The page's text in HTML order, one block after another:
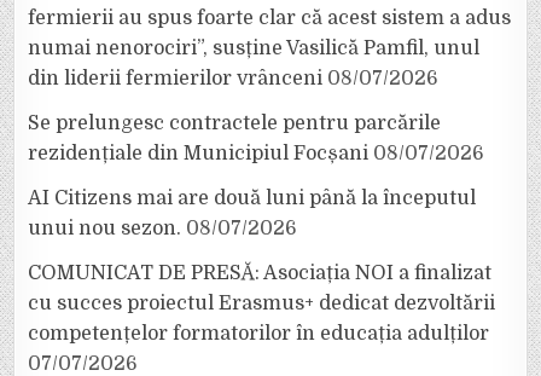
fermierii au spus foarte clar că acest sistem a adus
numai nenorociri”, susține Vasilică Pamfil, unul
din liderii fermierilor vrânceni 08/07/2026
Se prelungesc contractele pentru parcările
rezidențiale din Municipiul Focșani 08/07/2026
AI Citizens mai are două luni până la începutul
unui nou sezon. 08/07/2026
COMUNICAT DE PRESĂ: Asociația NOI a finalizat
cu succes proiectul Erasmus+ dedicat dezvoltării
competențelor formatorilor în educația adulților
07/07/2026